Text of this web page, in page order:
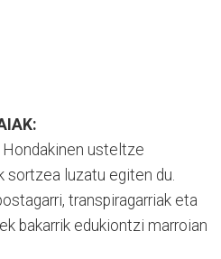
Hondakinen usteltze
sortzea luzatu egiten du.
transpiragarriak eta
bakarrik edukiontzi marroian